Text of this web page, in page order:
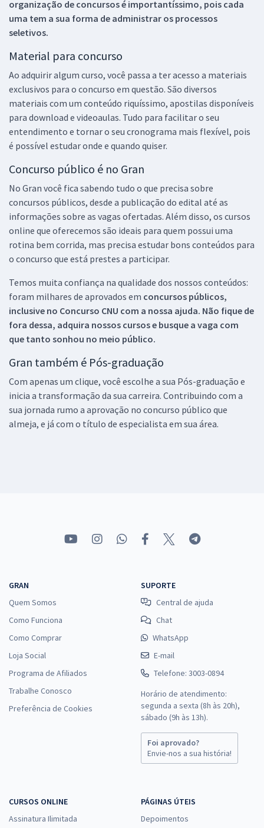
organização de concursos é importantíssimo, pois cada
uma tem a sua forma de administrar os processos
seletivos.
Material para concurso
Ao adquirir algum curso, você passa a ter acesso a materiais
exclusivos para o concurso em questão. São diversos
materiais com um conteúdo riquíssimo, apostilas disponíveis
para download e videoaulas. Tudo para facilitar o seu
entendimento e tornar o seu cronograma mais flexível, pois
é possível estudar onde e quando quiser.
Concurso público é no Gran
No Gran você fica sabendo tudo o que precisa sobre
concursos públicos, desde a publicação do edital até as
informações sobre as vagas ofertadas. Além disso, os cursos
online que oferecemos são ideais para quem possui uma
rotina bem corrida, mas precisa estudar bons conteúdos para
o concurso que está prestes a participar.
Temos muita confiança na qualidade dos nossos conteúdos:
foram milhares de aprovados em concursos públicos,
inclusive no Concurso CNU com a nossa ajuda. Não fique de
fora dessa, adquira nossos cursos e busque a vaga com
que tanto sonhou no meio público.
Gran também é Pós-graduação
Com apenas um clique, você escolhe a sua Pós-graduação e
inicia a transformação da sua carreira. Contribuindo com a
sua jornada rumo a aprovação no concurso público que
almeja, e já com o título de especialista em sua área.
GRAN
Quem Somos
Como Funciona
Como Comprar
Loja Social
Programa de Afiliados
Trabalhe Conosco
Preferência de Cookies
SUPORTE
Central de ajuda
Chat
WhatsApp
E-mail
Telefone: 3003-0894
Horário de atendimento:
segunda a sexta (8h às 20h),
sábado (9h às 13h).
Foi aprovado?
Envie-nos a sua história!
CURSOS ONLINE
Assinatura Ilimitada
PÁGINAS ÚTEIS
Depoimentos